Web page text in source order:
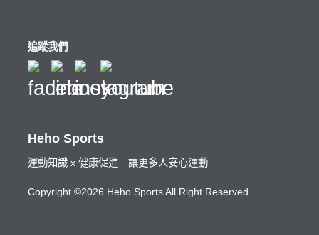
Heho Sports
運動知識 x 健康促進 讓更多人安心運動
Copyright ©2026 Heho Sports All Right Reserved.
追蹤我們